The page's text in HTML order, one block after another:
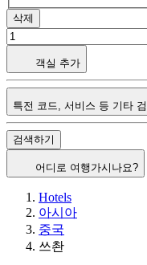
삭제
객실 추가
특전 코드, 서비스 등 기타
검색하기
어디로 여행가시나요?
Hotels
아시아
중국
쓰촨